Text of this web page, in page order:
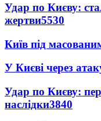
Удар по Києву:
жертви5530
Київ під
У Києві через
Удар по Києву:
наслідки3840